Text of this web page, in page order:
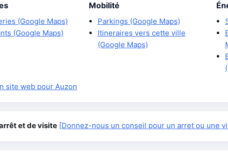
(Google Maps)
(Google Maps)
Mobilité
Parkings (Google Maps)
Itineraires vers cette ville
(Google Maps)
site web pour Auzon
et de visite [Donnez-nous un conseil pour un arret ou une